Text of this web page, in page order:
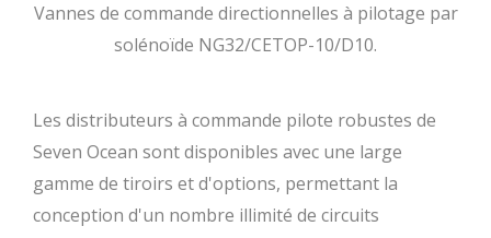
Vannes de commande directionnelles à pilotage par
solénoïde NG32/CETOP-10/D10.
Les distributeurs à commande pilote robustes de
Seven Ocean sont disponibles avec une large
gamme de tiroirs et d'options, permettant la
conception d'un nombre illimité de circuits